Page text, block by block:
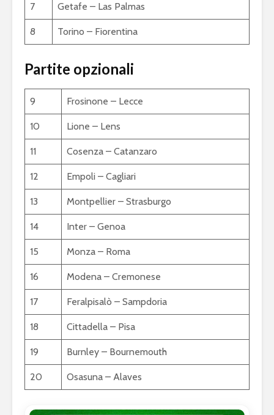
7 Getafe – Las Palmas
8 Torino – Fiorentina
Partite opzionali
9 Frosinone – Lecce
10 Lione – Lens
11 Cosenza – Catanzaro
12 Empoli – Cagliari
13 Montpellier – Strasburgo
14 Inter – Genoa
15 Monza – Roma
16 Modena – Cremonese
17 Feralpisalò – Sampdoria
18 Cittadella – Pisa
19 Burnley – Bournemouth
20 Osasuna – Alaves